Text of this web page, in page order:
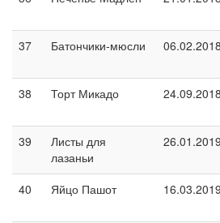
37 Батончики-мюсли 06.02.2018
38 Торт Микадо 24.09.2018
39
Листы для
лазаньи
26.01.2019
40 Яйцо Пашот 16.03.2019